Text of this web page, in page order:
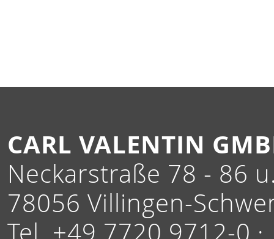
CARL VALENTIN
Neckarstraße 78 - 86
78056 Villingen-
Tel. +49 7720 9712-0 ·